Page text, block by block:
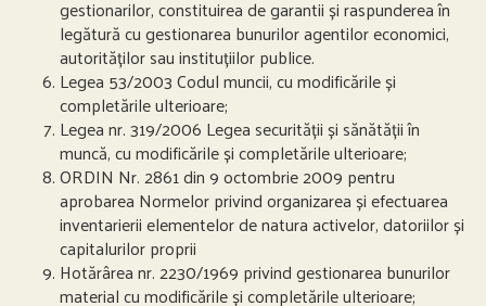
gestionarilor, constituirea de garantii și raspunderea în
legătură cu gestionarea bunurilor agentilor economici,
autorităților sau instituțiilor publice.
Legea 53/2003 Codul muncii, cu modificările și
completările ulterioare;
Legea nr. 319/2006 Legea securității și sănătății în
muncă, cu modificările și completările ulterioare;
ORDIN Nr. 2861 din 9 octombrie 2009 pentru
aprobarea Normelor privind organizarea și efectuarea
inventarierii elementelor de natura activelor, datoriilor și
capitalurilor proprii
Hotărârea nr. 2230/1969 privind gestionarea bunurilor
material cu modificările și completările ulterioare;